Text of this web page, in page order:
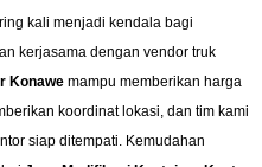
kali menjadi kendala bagi
kerjasama dengan vendor truk
Konawe mampu memberikan harga
koordinat lokasi, dan tim kami
siap ditempati. Kemudahan